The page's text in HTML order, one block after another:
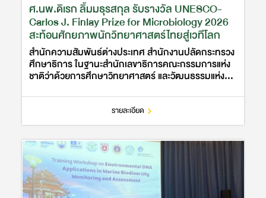
ศ.นพ.ดิเรก ลิ้มมธุรสกุล รับรางวัล UNESCO-
Carlos J. Finlay Prize for Microbiology 2026
สะท้อนศักยภาพนักวิทยาศาสตร์ไทยสู่เวทีโลก
สำนักความสัมพันธ์ต่างประเทศ สำนักงานปลัดกระทรวง
ศึกษาธิการ ในฐานะสำนักเลขาธิการคณะกรรมการแห่ง
ชาติว่าด้วยการศึกษาวิทยาศาสตร์ และวัฒนธรรมแห่ง
ศาสตราจารย์นายแพทย์ดิเรก ลิ้มมธุรสกุล หัว…
รายละเอียด